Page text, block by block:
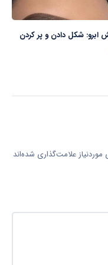
ابرو: شکل دادن و پر کردن
علامت‌گذاری شده‌اند